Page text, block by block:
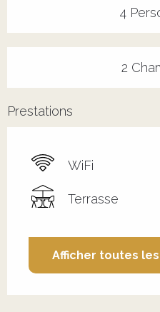
4
2
Prestations
WiFi
Terrasse
Afficher toutes